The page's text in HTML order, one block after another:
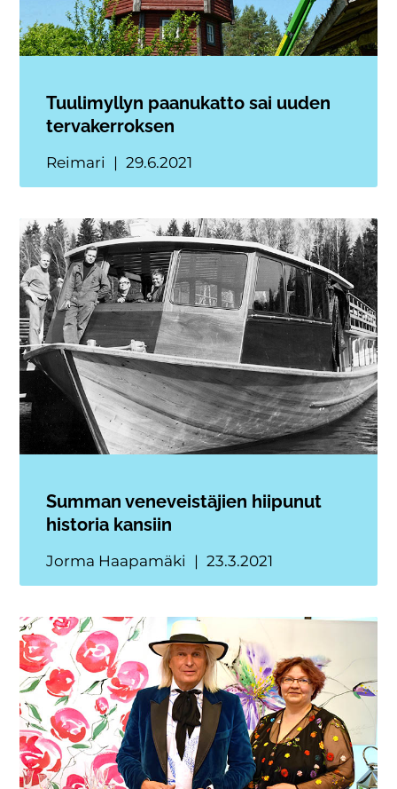
Tuulimyllyn paanukatto sai uuden
tervakerroksen
Reimari 29.6.2021
Summan veneveistäjien hiipunut
historia kansiin
Jorma Haapamäki 23.3.2021